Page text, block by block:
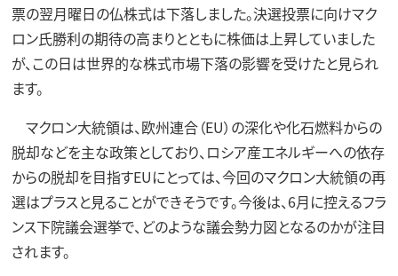
票の翌月曜日の仏株式は下落しました。決選投票に向けマク
ロン氏勝利の期待の高まりとともに株価は上昇していました
が、この日は世界的な株式市場下落の影響を受けたと見られ
ます。
マクロン大統領は、欧州連合（EU）の深化や化石燃料からの
脱却などを主な政策としており、ロシア産エネルギーへの依存
からの脱却を目指すEUにとっては、今回のマクロン大統領の再
選はプラスと見ることができそうです。今後は、6月に控えるフラ
ンス下院議会選挙で、どのような議会勢力図となるのかが注目
されます。